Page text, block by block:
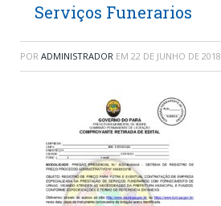
Serviços Funerarios
POR ADMINISTRADOR EM 22 DE JUNHO DE 2018